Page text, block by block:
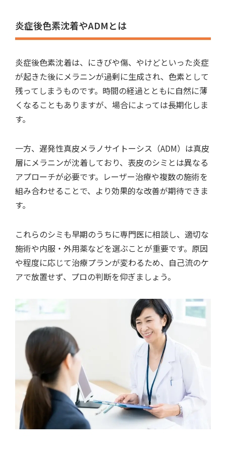
炎症後色素沈着やADMとは
炎症後色素沈着は、にきびや傷、やけどといった炎症
が起きた後にメラニンが過剰に生成され、色素として
残ってしまうものです。時間の経過とともに自然に薄
くなることもありますが、場合によっては長期化しま
す。
一方、 遅発性真皮メラノサイトーシス（ADM）は真皮
層にメラニンが沈着しており、表皮のシミとは異なる
アプローチが必要です。レーザー治療や複数の施術を
組み合わせることで、より効果的な改善が期待できま
す。
これらのシミも早期のうちに専門医に相談し、 適切な
施術や内服・外用薬などを選ぶことが重要です。原因
や程度に応じて治療プランが変わるため、自己流のケ
アで放置せず、プロの判断を仰ぎましょう。